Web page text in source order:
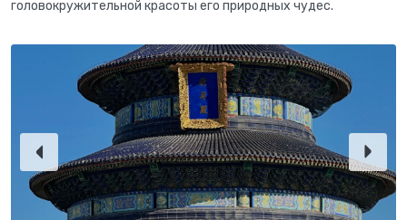
головокружительной красоты его природных чудес.